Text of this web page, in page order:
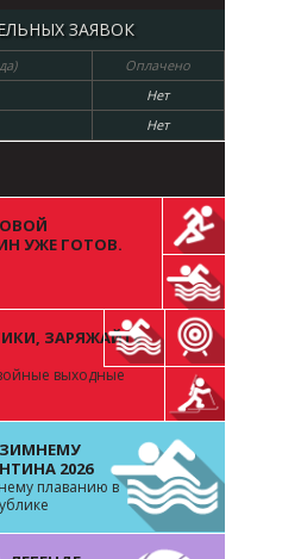
ЗАЯВОК
Оплачено
Нет
Нет
УЖЕ ГОТОВ.
ЗАРЯЖАЙТЕ
выходные
2026
плаванию в